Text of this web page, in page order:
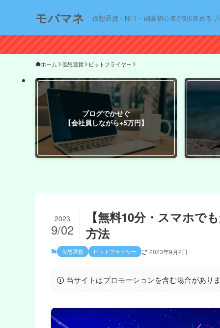
モバマネ 仮想通貨・NFT・副業初心者が3歩進める
ホーム 仮想通貨 ビットフライヤー
ブログでかせぐ
【会社員しながら+5万円】
【無料10分・スマホで
方法
2023
9/02
仮想通貨 ビットフライヤー 2023年9月2日
当サイトはプロモーションを含む場合があり